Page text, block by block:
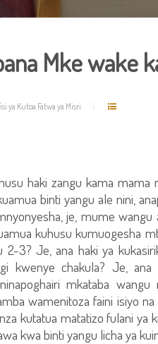
Mke wake
ya Kutoa Fatwa ya Misri
haki zangu kama
binti yangu ale nini,
je, mume
kuhusu kumuogesha
2-3? Je, ana haki ya
kwenye chakula? Je,
mkataba
wamenitoza faini isiyo
kutatua matatizo fulani ya
kwa binti yangu licha ya